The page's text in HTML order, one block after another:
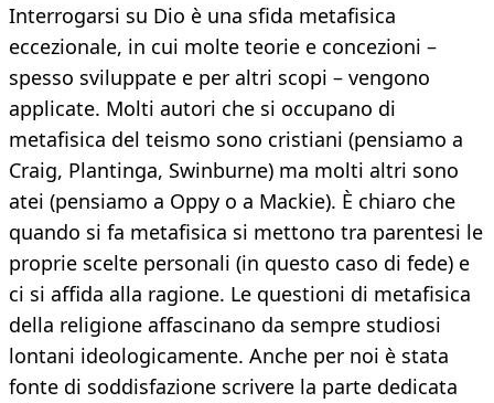
Interrogarsi su Dio è una sfida metafisica
eccezionale, in cui molte teorie e concezioni –
spesso sviluppate e per altri scopi – vengono
applicate. Molti autori che si occupano di
metafisica del teismo sono cristiani (pensiamo a
Craig, Plantinga, Swinburne) ma molti altri sono
atei (pensiamo a Oppy o a Mackie). È chiaro che
quando si fa metafisica si mettono tra parentesi le
proprie scelte personali (in questo caso di fede) e
ci si affida alla ragione. Le questioni di metafisica
della religione affascinano da sempre studiosi
lontani ideologicamente. Anche per noi è stata
fonte di soddisfazione scrivere la parte dedicata